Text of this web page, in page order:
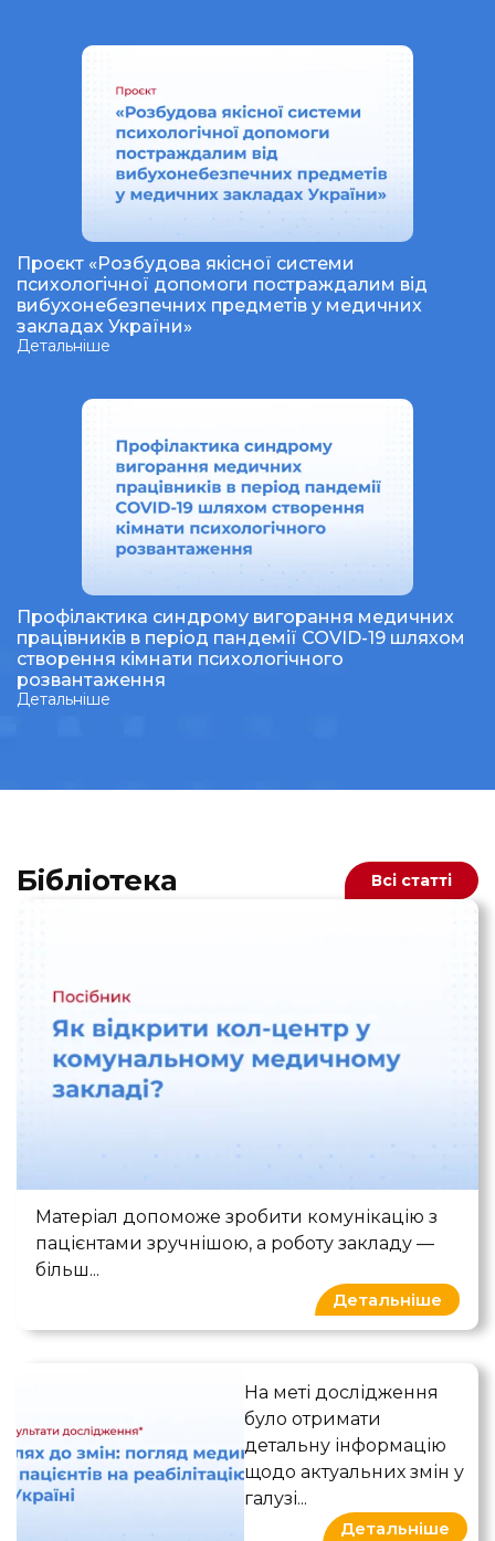
Проєкт «Розбудова якісної системи
психологічної допомоги постраждалим від
вибухонебезпечних предметів у медичних
закладах України»
Детальніше
Профілактика синдрому вигорання медичних
працівників в період пандемії COVID-19 шляхом
створення кімнати психологічного
розвантаження
Детальніше
Бібліотека Всі статті
Як відкрити кол-центр у
Матеріал допоможе зробити комунікацію з
пацієнтами зручнішою, а роботу закладу —
більш...
Детальніше
Погляд медиків та
На меті дослідження
було отримати
детальну інформацію
щодо актуальних змін у
галузі...
Детальніше